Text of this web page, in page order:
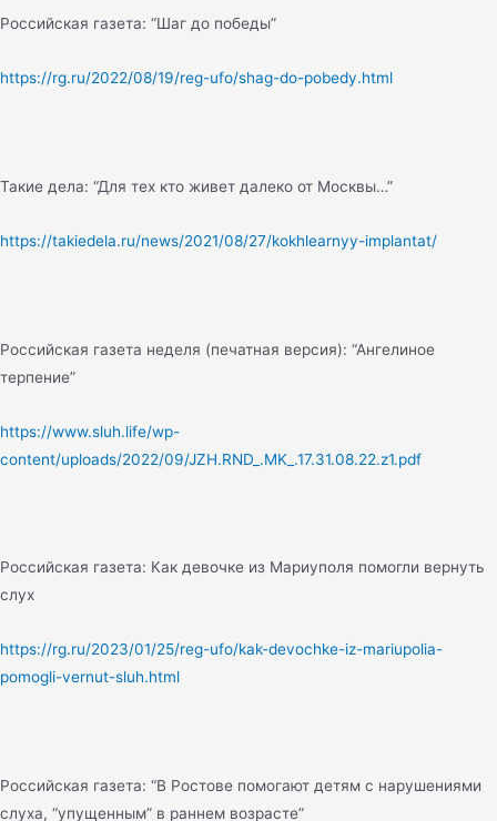
Российская газета: “Шаг до победы”
https://rg.ru/2022/08/19/reg-ufo/shag-do-pobedy.html
Такие дела: “Для тех кто живет далеко от Москвы…”
https://takiedela.ru/news/2021/08/27/kokhlearnyy-implantat/
Российская газета неделя (печатная версия): “Ангелиное
терпение”
https://www.sluh.life/wp-
content/uploads/2022/09/JZH.RND_.MK_.17.31.08.22.z1.pdf
Российская газета: Как девочке из Мариуполя помогли вернуть
слух
https://rg.ru/2023/01/25/reg-ufo/kak-devochke-iz-mariupolia-
pomogli-vernut-sluh.html
Российская газета: “В Ростове помогают детям с нарушениями
слуха, “упущенным” в раннем возрасте”